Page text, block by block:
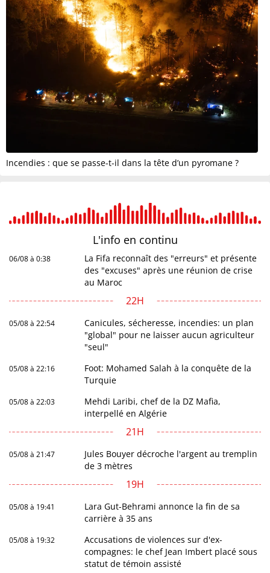
Incendies : que se passe-t-il dans la tête d’un pyromane ?
L'info en continu
06/08 à 0:38
La Fifa reconnaît des "erreurs" et présente
des "excuses" après une réunion de crise
au Maroc
22H
05/08 à 22:54
Canicules, sécheresse, incendies: un plan
"global" pour ne laisser aucun agriculteur
"seul"
05/08 à 22:16
Foot: Mohamed Salah à la conquête de la
Turquie
05/08 à 22:03
Mehdi Laribi, chef de la DZ Mafia,
interpellé en Algérie
21H
05/08 à 21:47
Jules Bouyer décroche l'argent au tremplin
de 3 mètres
19H
05/08 à 19:41
Lara Gut-Behrami annonce la fin de sa
carrière à 35 ans
05/08 à 19:32
Accusations de violences sur d'ex-
compagnes: le chef Jean Imbert placé sous
statut de témoin assisté